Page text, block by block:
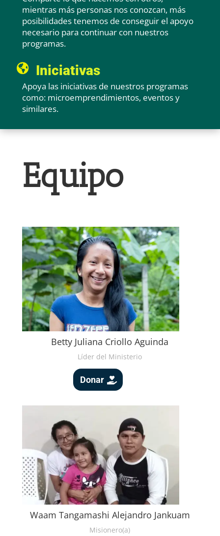
mientras más personas nos conozcan, más
posibilidades tenemos de conseguir el apoyo
necesario para continuar con nuestros
programas.
 Iniciativas
Apoya las iniciativas de nuestros programas
como: microemprendimientos, eventos y
similares.
Equipo
Betty Juliana Criollo Aguinda
Líder del Ministerio
Donar
Waam Tangamashi Alejandro Jankuam
Misionero(a)